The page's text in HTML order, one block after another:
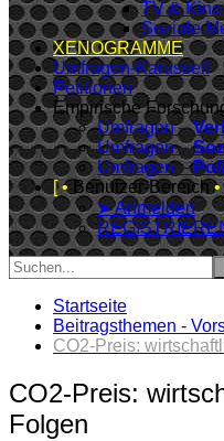
TV & Kino
Soziale
XENOGRAMME
Umfragen-Karussell
Petitionen
Empirische
Umfragen –
Umfragen –
Umfragen –
[ •Benutzer-Bereich
➤ Anmelden
Startseite
Beitragsthemen -
CO2-Preis:
CO2-Preis:
Folgen